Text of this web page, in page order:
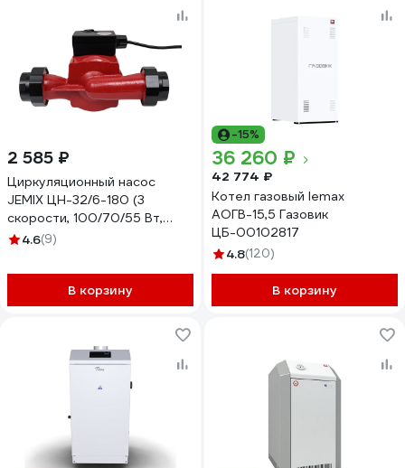
2 585 ₽
Циркуляционный насос
JEMIX ЦН-32/6-180 (3
скорости, 100/70/55 Вт,
производ. 60/45/26 л/мин.)
4.6(9)
В корзину
-15%
36 260 ₽
42 774 ₽
Котел газовый lemax
АОГВ-15,5 Газовик
ЦБ-00102817
4.8(120)
В корзину